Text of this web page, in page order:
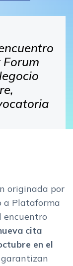
originada por
a Plataforma
encuentro
cita
en el
garantizan